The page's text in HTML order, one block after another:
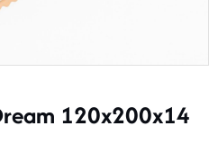
120x200x14